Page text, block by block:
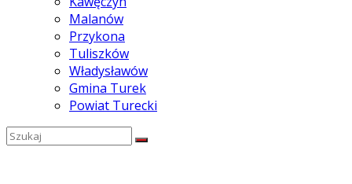
Malanów
Przykona
Tuliszków
Władysławów
Gmina Turek
Powiat Turecki